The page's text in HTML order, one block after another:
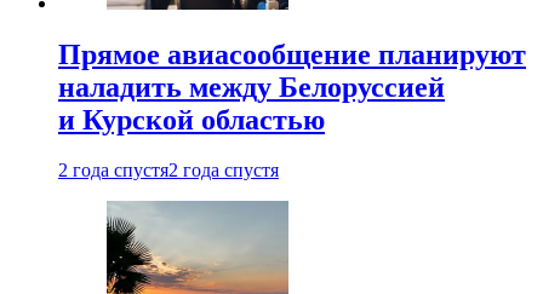
Прямое авиасообщение планируют
наладить между Белоруссией
и Курской областью
2 года спустя2 года спустя